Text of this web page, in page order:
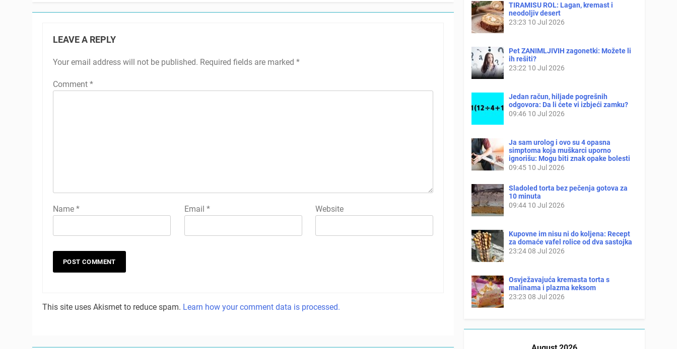
LEAVE A REPLY
Your email address will not be published. Required fields are marked *
Comment *
Name * Email * Website
This site uses Akismet to reduce spam. Learn how your comment data is processed.
TIRAMISU ROL: Lagan, kremast i
neodoljiv desert
23:23 10 Jul 2026
Pet ZANIMLJIVIH zagonetki: Možete li
ih rešiti?
23:22 10 Jul 2026
Jedan račun, hiljade pogrešnih
odgovora: Da li ćete vi izbjeći zamku?
09:46 10 Jul 2026
Ja sam urolog i ovo su 4 opasna
simptoma koja muškarci uporno
ignorišu: Mogu biti znak opake bolesti
09:45 10 Jul 2026
Sladoled torta bez pečenja gotova za
10 minuta
09:44 10 Jul 2026
Kupovne im nisu ni do koljena: Recept
za domaće vafel rolice od dva sastojka
23:24 08 Jul 2026
Osvježavajuća kremasta torta s
malinama i plazma keksom
23:23 08 Jul 2026